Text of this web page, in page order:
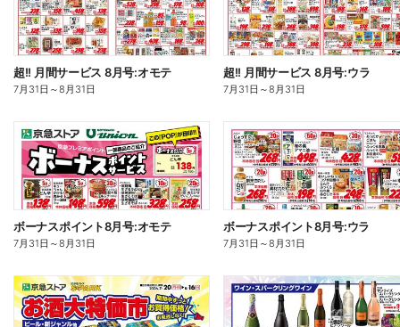
超!! 月間サービス 8月号:オモテ
7月31日 ～8月31日
超!! 月間サービス 8月号:ウラ
7月31日 ～8月31日
ボーナスポイント8月号:オモテ
7月31日 ～8月31日
ボーナスポイント8月号:ウラ
7月31日 ～8月31日